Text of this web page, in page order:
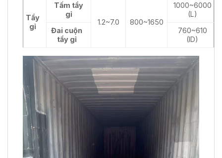
Tẩy
gỉ
Tấm tẩy
gỉ
1.2~7.0
800~1650
1000~6000
(L)
Đai cuộn
tẩy gỉ
760~610
(ID)